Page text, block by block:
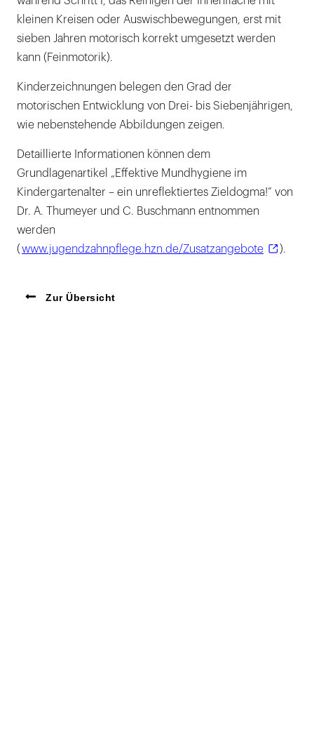
kleinen Kreisen oder Auswischbewegungen, erst mit
sieben Jahren motorisch korrekt umgesetzt werden
kann (Feinmotorik).
Kinderzeichnungen belegen den Grad der
motorischen Entwicklung von Drei- bis Siebenjährigen,
wie nebenstehende Abbildungen zeigen.
Detaillierte Informationen können dem
Grundlagenartikel „Effektive Mundhygiene im
Kindergartenalter – ein unreflektiertes Zieldogma!” von
Dr. A. Thumeyer und C. Buschmann entnommen
werden
( www.jugendzahnpflege.hzn.de/Zusatzangebote ).
Zur Übersicht